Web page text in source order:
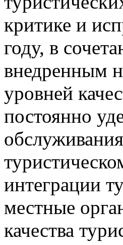
критике и
году, в
внедренным
уровней
постоянно
интеграции
местные
качества